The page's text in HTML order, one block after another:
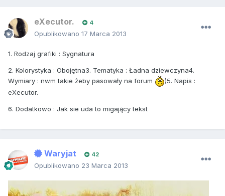
eXecutor. 4
Opublikowano 17 Marca 2013
1. Rodzaj grafiki : Sygnatura
2. Kolorystyka : Obojętna3. Tematyka : Ładna dziewczyna4.
Wymiary : nwm takie żeby pasowały na forum
)5. Napis :
eXecutor.
6. Dodatkowo : Jak sie uda to migający tekst
Waryjat 42
Opublikowano 23 Marca 2013